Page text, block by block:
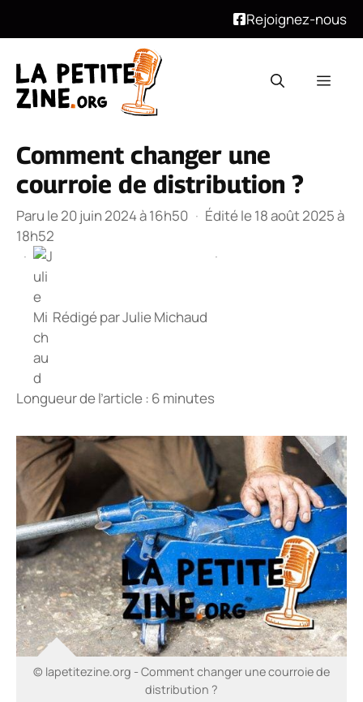
Rejoignez-nous
contenu
Comment changer une
courroie de distribution ?
Paru le 20 juin 2024 à 16h50 · Édité le 18 août 2025 à
18h52
·
Rédigé parJulie Michaud
·
Longueur de l’article : 6 minutes
© lapetitezine.org - Comment changer une courroie de
distribution ?